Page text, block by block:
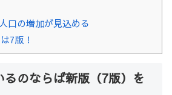
口の増加が見込める
7版！
のならば新版（7版）を